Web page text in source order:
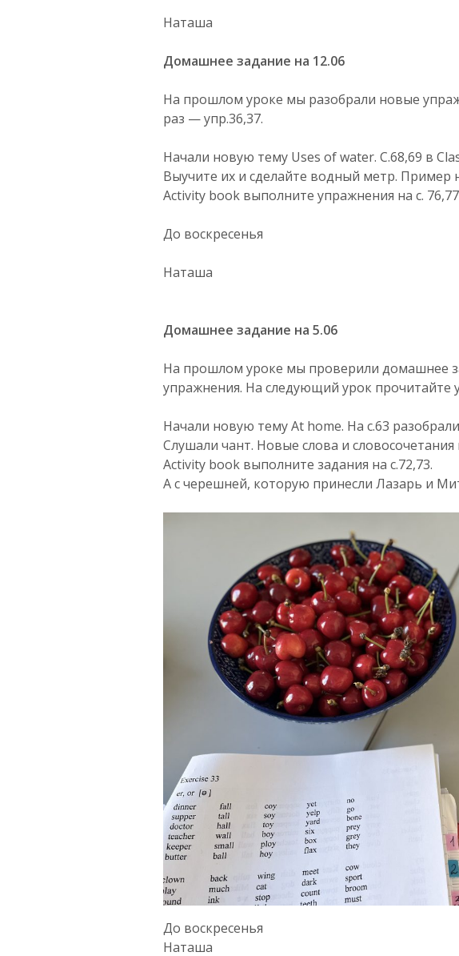
Наташа
Домашнее задание на 12.06
На прошлом уроке мы разобрали новые
раз — упр.36,37.
Начали новую тему Uses of water. С.68,69 в
Выучите их и сделайте водный метр. Пример
Activity book выполните упражнения на с.
До воскресенья
Наташа
Домашнее задание на 5.06
На прошлом уроке мы проверили домашнее
упражнения. На следующий урок прочитайте
Начали новую тему At home. На с.63
Слушали чант. Новые слова и
Activity book выполните задания на с.72,73.
А с черешней, которую принесли Лазарь и
До воскресенья
Наташа